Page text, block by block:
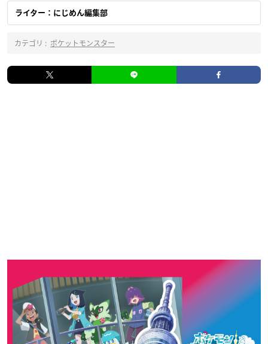
ライター：にじめん編集部
カテゴリ : ポケットモンスター